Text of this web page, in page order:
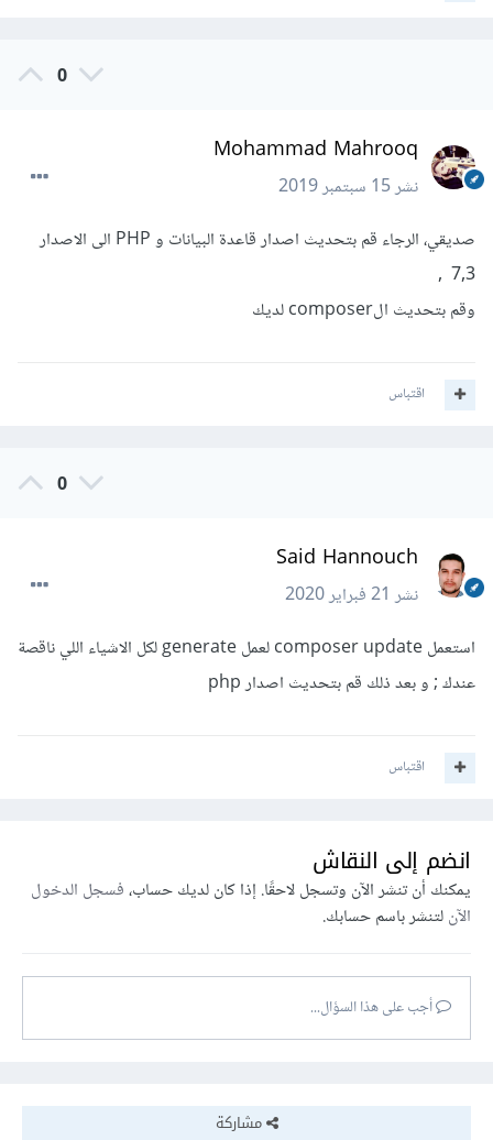
0
Mohammad Mahrooq
نشر15 سبتمبر 2019
صديقي، الرجاء قم بتحديث اصدار قاعدة البيانات و PHP الى الاصدار
7,3 ,
وقم بتحديث الcomposer لديك
اقتباس
0
Said Hannouch
نشر21 فبراير 2020
استعمل composer update لعمل generate لكل الاشياء اللي ناقصة
عندك ; و بعد ذلك قم بتحديث اصدار php
اقتباس
انضم إلى النقاش
يمكنك أن تنشر الآن وتسجل لاحقًا. إذا كان لديك حساب،فسجل الدخول
الآنلتنشر باسم حسابك.
أجب على هذا السؤال...
مشاركة